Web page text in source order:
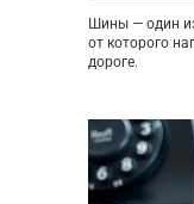
Шины — один
от которого
дороге.